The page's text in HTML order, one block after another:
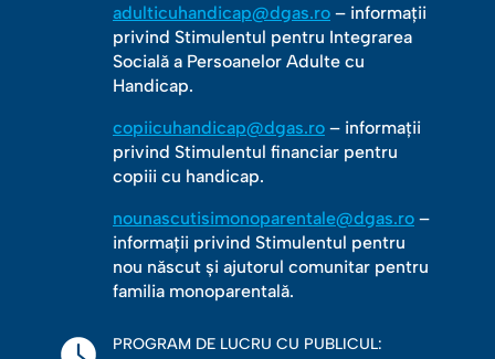
adulticuhandicap@dgas.ro– informații
privind Stimulentul pentru Integrarea
Socială a Persoanelor Adulte cu
Handicap.
copiicuhandicap@dgas.ro– informații
privind Stimulentul financiar pentru
copiii cu handicap.
nounascutisimonoparentale@dgas.ro–
informații privind Stimulentul pentru
nou născut și ajutorul comunitar pentru
familia monoparentală.
PROGRAM DE LUCRU CU PUBLICUL: